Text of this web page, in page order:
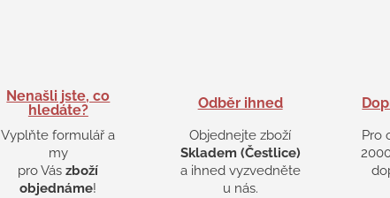
Nenašli jste, co
hledáte?
Vyplňte formulář a
my
pro Vászboží
objednáme!
Odběr ihned
Objednejte zboží
Skladem (Čestlice)
a ihned vyzvedněte
u nás.
Pro